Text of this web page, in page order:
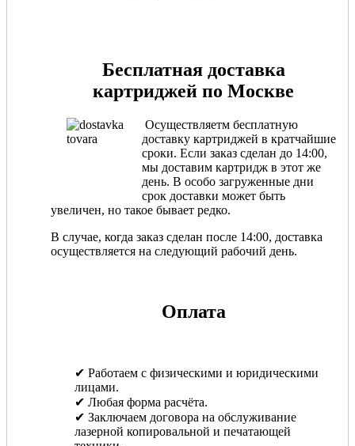
Бесплатная доставка
картриджей по Москве
Осуществляетм бесплатную
доставку картриджей в кратчайшие
сроки. Если заказ сделан до 14:00,
мы доставим картридж в этот же
день. В особо загруженные дни
срок доставки может быть
увеличен, но такое бывает редко.
В случае, когда заказ сделан после 14:00, доставка
осуществляется на следующий рабочий день.
Оплата
✔ Работаем с физическими и юридическими
лицами.
✔ Любая форма расчёта.
✔ Заключаем договора на обслуживание
лазерной копировальной и печатающей